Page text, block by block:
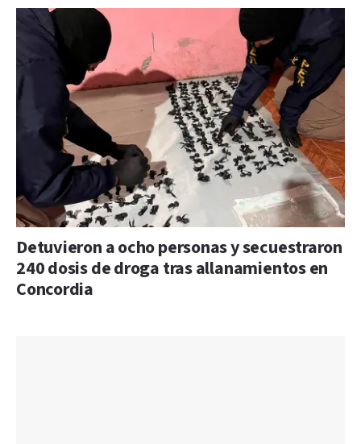
Detuvieron a ocho personas y secuestraron
240 dosis de droga tras allanamientos en
Concordia